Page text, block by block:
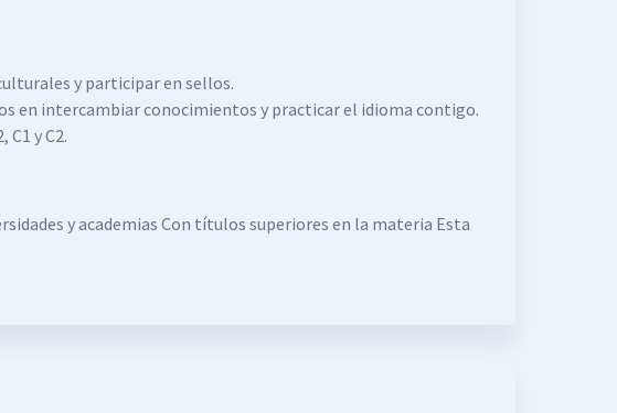
y participar en sellos.
en intercambiar conocimientos y practicar el idioma contigo.
y C2.
y academias Con títulos superiores en la materia Esta